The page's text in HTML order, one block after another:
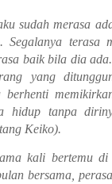
sudah merasa
terasa
baik bila dia
yang
berhenti
hidup tanpa
Keiko).
kali bertemu
bersama,